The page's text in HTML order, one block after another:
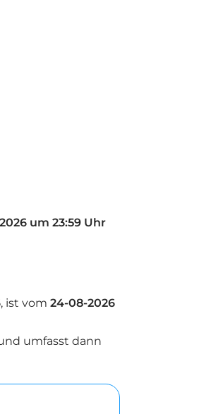
um 23:59 Uhr
, ist vom 24-08-2026
umfasst dann